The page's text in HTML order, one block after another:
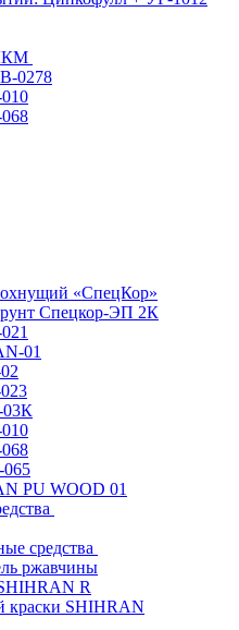
0278
«СпецКор»
Спецкор-ЭП 2К
01
03К
PU WOOD 01
средства
ржавчины
R
краски SHIHRAN